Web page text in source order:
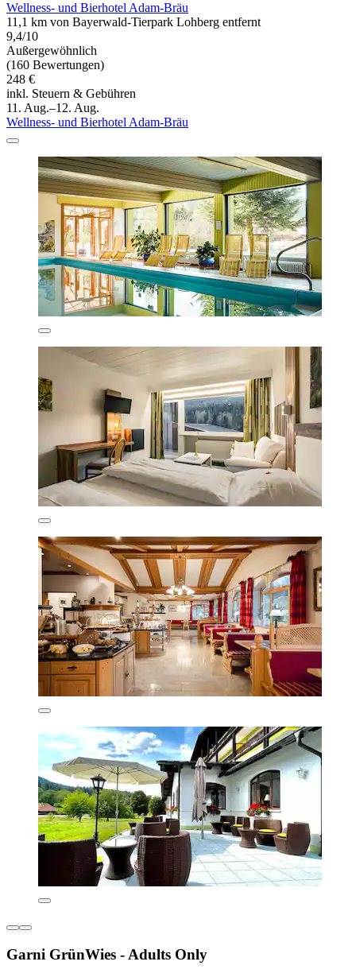
Wellness- und Bierhotel Adam-Bräu
11,1 km von Bayerwald-Tierpark Lohberg entfernt
9,4/10
Außergewöhnlich
(160 Bewertungen)
248 €
inkl. Steuern & Gebühren
11. Aug.–12. Aug.
Wellness- und Bierhotel Adam-Bräu
Garni GrünWies - Adults Only